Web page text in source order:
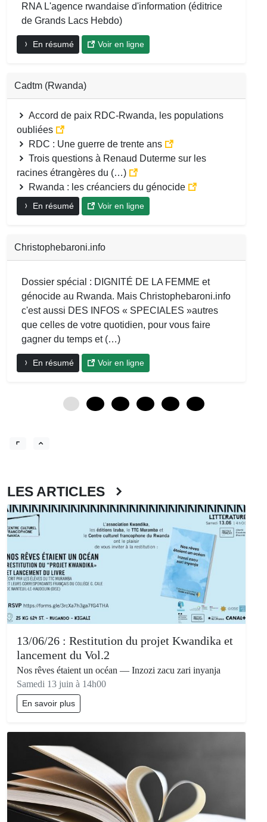
RNA L'agence rwandaise d'information (éditrice
de Grands Lacs Hebdo)
En résumé Voir en ligne
Cadtm (Rwanda)
Accord de paix RDC-Rwanda, les populations
oubliées
RDC : Une guerre de trente ans
Trois questions à Renaud Duterme sur les
racines étrangères du (…)
Rwanda : les créanciers du génocide
En résumé Voir en ligne
Christophebaroni.info
Dossier spécial : DIGNITÉ DE LA FEMME et
génocide au Rwanda. Mais Christophebaroni.info
c'est aussi DES INFOS « SPECIALES »autres
que celles de votre quotidien, pour vous faire
gagner du temps et (…)
En résumé Voir en ligne
LES ARTICLES
13/06/26 : Restitution du projet Kwandika et
lancement du Vol.2
Nos rêves étaient un océan — Inzozi zacu zari inyanja
Samedi 13 juin à 14h00
En savoir plus